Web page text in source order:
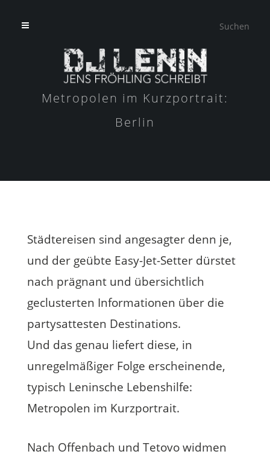
Metropolen im Kurzportrait:
Berlin
Städtereisen sind angesagter denn je,
und der geübte Easy-Jet-Setter dürstet
nach prägnant und übersichtlich
geclusterten Informationen über die
partysattesten Destinations.
Und das genau liefert diese, in
unregelmäßiger Folge erscheinende,
typisch Leninsche Lebenshilfe:
Metropolen im Kurzportrait.
Nach Offenbach und Tetovo widmen